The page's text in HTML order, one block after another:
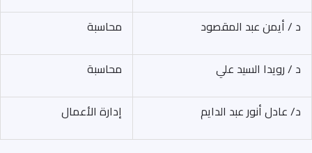
د / أيمن عبد المقصود محاسبة
د / رويدا السيد علي محاسبة
د/ عادل أنور عبد الدايم إدارة الأعمال